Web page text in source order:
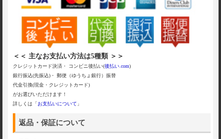
＜＜ 主なお支払い方法は5種類 ＞＞
クレジットカード決済・ コンビニ後払い(後払い.com)
銀行振込(先振込)・ 郵便（ゆうちょ銀行）振替
代金引換(現金・クレジットカード)
がお選びいただけます！
詳しくは「お支払いについて 」
返品・保証について